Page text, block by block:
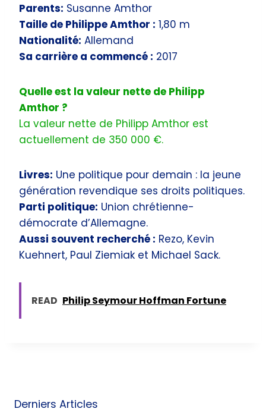
Parents: Susanne Amthor
Taille de Philippe Amthor : 1,80 m
Nationalité: Allemand
Sa carrière a commencé : 2017
Quelle est la valeur nette de Philipp
Amthor ?
La valeur nette de Philipp Amthor est
actuellement de 350 000 €.
Livres: Une politique pour demain : la jeune
génération revendique ses droits politiques.
Parti politique: Union chrétienne-
démocrate d’Allemagne.
Aussi souvent recherché : Rezo, Kevin
Kuehnert, Paul Ziemiak et Michael Sack.
READ Philip Seymour Hoffman Fortune
Derniers Articles